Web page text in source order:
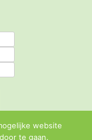
website
te gaan.